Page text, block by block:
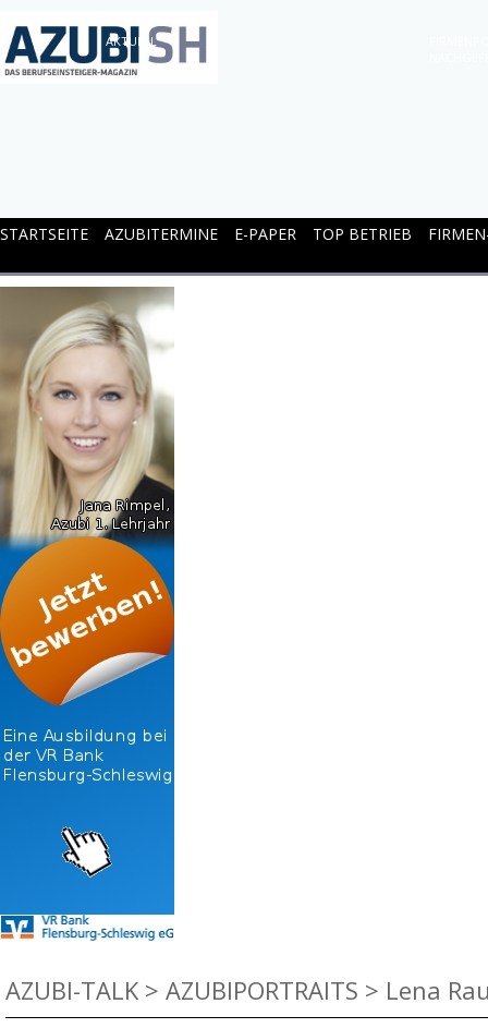
STARTSEITE AZUBITERMINE
AKTUELL
E-PAPER TOP BETRIEB
AZUBI-TALK > AZUBIPORTRAITS > Lena